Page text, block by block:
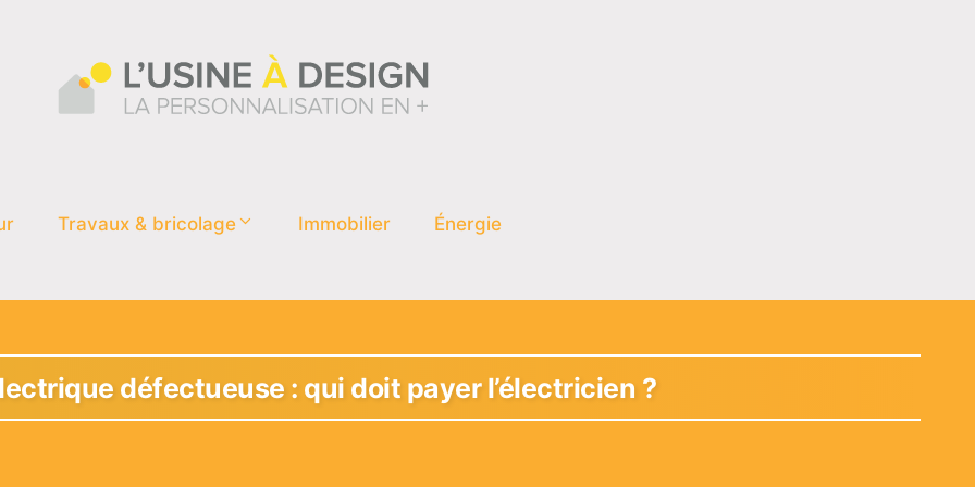
Travaux & bricolage Immobilier Énergie
défectueuse : qui doit payer l’électricien ?